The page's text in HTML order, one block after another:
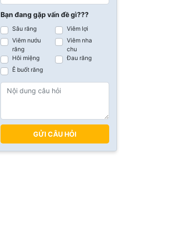
Bạn đang gặp vấn đề gì???
Sâu răng
Viêm lợi
Viêm nướu
răng
Viêm nha
chu
Hôi miệng
Đau răng
Ê buốt răng
GỬI CÂU HỎI